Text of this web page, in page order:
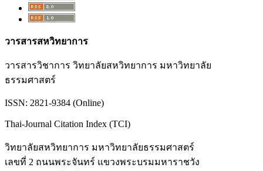
วารสารสหวิทยาการ
วารสารวิชาการ วิทยาลัยสหวิทยาการ มหาวิทยาลัย
ธรรมศาสตร์
ISSN: 2821-9384 (Online)
Thai-Journal Citation Index (TCI)
วิทยาลัยสหวิทยาการ มหาวิทยาลัยธรรมศาสตร์
เลขที่ 2 ถนนพระจันทร์ แขวงพระบรมมหาราชวัง